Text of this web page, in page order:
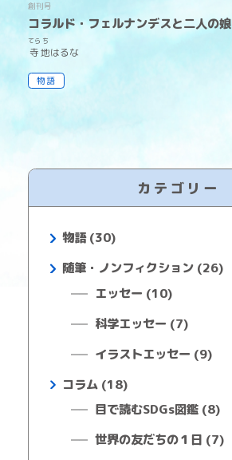
創刊号
コラルド・フェルナンデスと二人の娘
寺
てら
地
ち
はるな
物語
カテゴリー
物語 (30)
随筆・ノンフィクション (26)
エッセー (10)
科学エッセー (7)
イラストエッセー (9)
コラム (18)
目で読むSDGs図鑑 (8)
世界の友だちの１日 (7)